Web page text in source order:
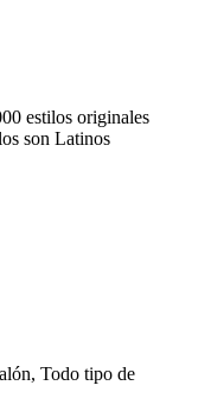
estilos originales
son Latinos
Todo tipo de